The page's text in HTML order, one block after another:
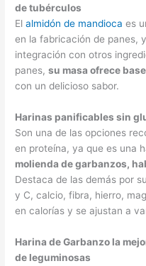
de tubérculos
El almidón de mandioca es
en la fabricación de panes,
integración con otros
panes,su masa ofrece
con un delicioso sabor.
Harinas panificables sin
Son una de las opciones
en proteína, ya que es una
molienda de garbanzos,
Destaca de las demás por
y C, calcio, fibra, hierro,
en calorías y se ajustan a
Harina de Garbanzo la
de leguminosas